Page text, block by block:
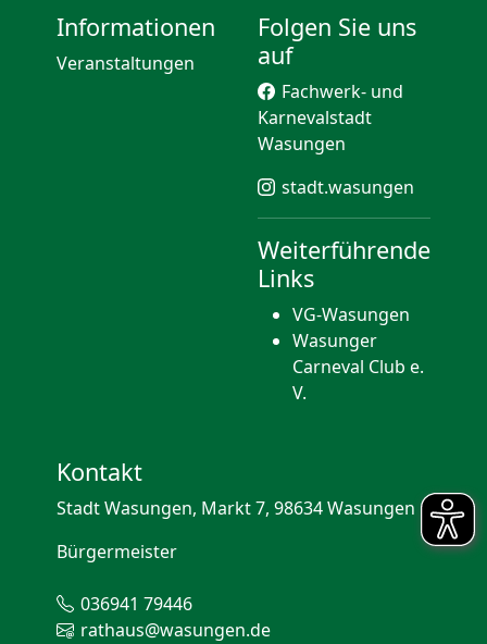
Informationen
Veranstaltungen
Folgen Sie uns
auf
Fachwerk- und
Karnevalstadt
Wasungen
stadt.wasungen
Weiterführende
Links
VG-Wasungen
Wasunger
Carneval Club e.
V.
Kontakt
Stadt Wasungen, Markt 7, 98634 Wasungen
Bürgermeister
036941 79446
rathaus@wasungen.de